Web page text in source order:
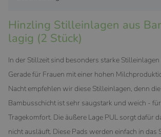
Hinzling Stilleinlagen aus
lagig (2 Stück)
In der Stillzeit sind besonders starke
Gerade für Frauen mit einer hohen
Nacht empfehlen wir diese Stilleinlagen, denn
Bambusschicht ist sehr saugstark und weich -
Tragekomfort. Die äußere Lage PUL sorgt dafür
nicht ausläuft. Diese Pads werden einfach in das